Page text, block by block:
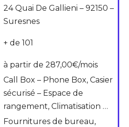
24 Quai De Gallieni – 92150 –
Suresnes
+ de 101
à partir de 287,00€/mois
Call Box – Phone Box, Casier
sécurisé – Espace de
rangement, Climatisation …
Fournitures de bureau,